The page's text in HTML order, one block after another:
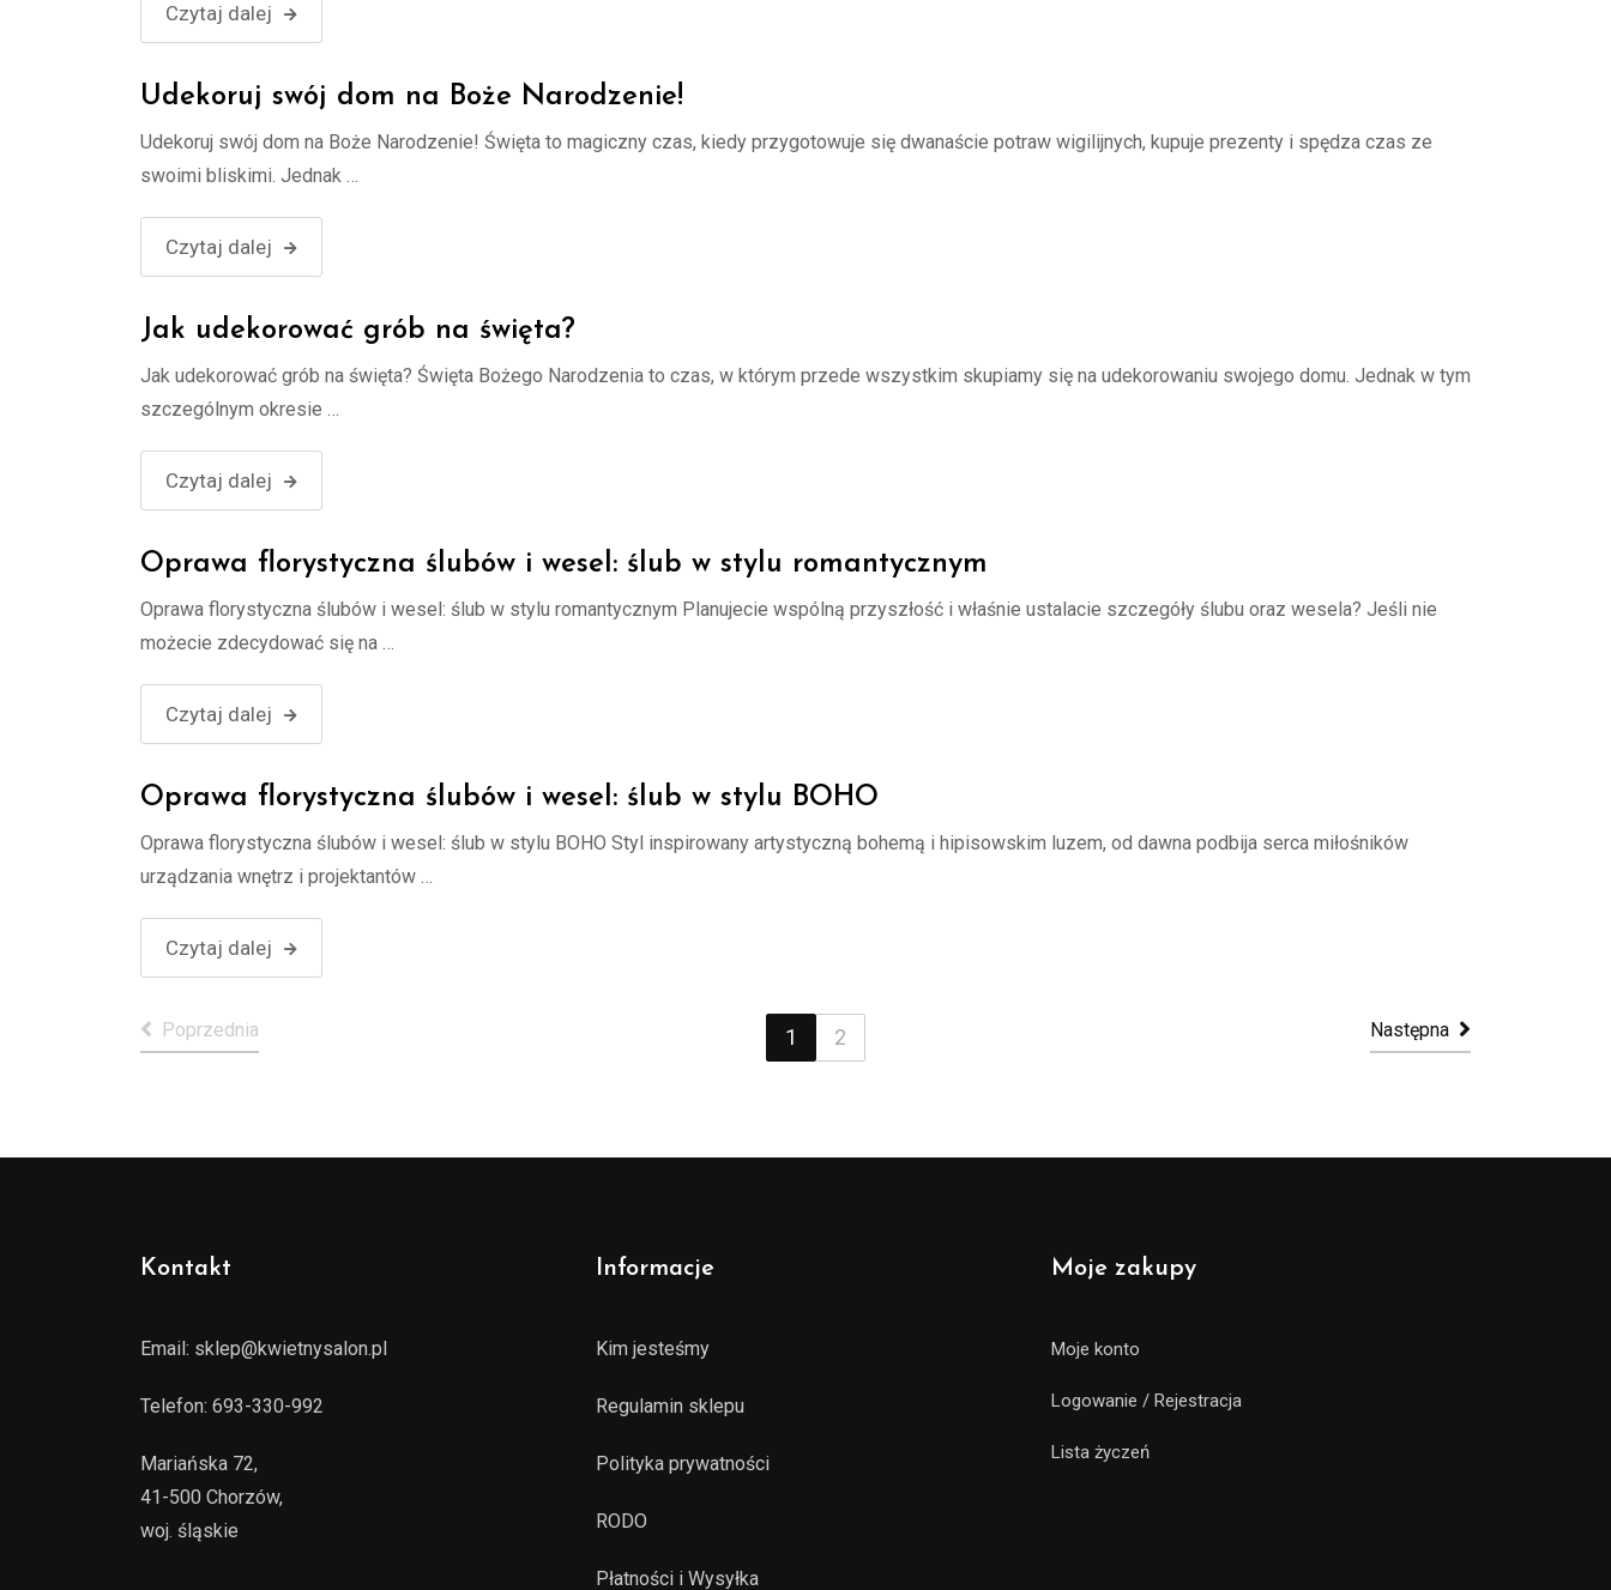
Czytaj dalej
Udekoruj swój dom na Boże Narodzenie!
Udekoruj swój dom na Boże Narodzenie! Święta to magiczny czas, kiedy przygotowuje się dwanaście potraw wigilijnych, kupuje prezenty i spędza czas ze
swoimi bliskimi. Jednak …
Czytaj dalej
Jak udekorować grób na święta?
Jak udekorować grób na święta? Święta Bożego Narodzenia to czas, w którym przede wszystkim skupiamy się na udekorowaniu swojego domu. Jednak w tym
szczególnym okresie …
Czytaj dalej
Oprawa florystyczna ślubów i wesel: ślub w stylu romantycznym
Oprawa florystyczna ślubów i wesel: ślub w stylu romantycznym Planujecie wspólną przyszłość i właśnie ustalacie szczegóły ślubu oraz wesela? Jeśli nie
możecie zdecydować się na …
Czytaj dalej
Oprawa florystyczna ślubów i wesel: ślub w stylu BOHO
Oprawa florystyczna ślubów i wesel: ślub w stylu BOHO Styl inspirowany artystyczną bohemą i hipisowskim luzem, od dawna podbija serca miłośników
urządzania wnętrz i projektantów …
Czytaj dalej
Poprzednia 1 2 Następna
Kontakt
Email: sklep@kwietnysalon.pl
Telefon: 693-330-992
Mariańska 72,
41-500 Chorzów,
woj. śląskie
Informacje
Kim jesteśmy
Regulamin sklepu
Polityka prywatności
RODO
Płatności i Wysyłka
Moje zakupy
Moje konto
Logowanie / Rejestracja
Lista życzeń